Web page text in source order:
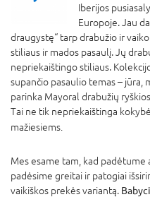
Iberijos
Europoje. Jau
draugystę“ tarp drabužio ir
stiliaus ir mados pasaulį. Jų
nepriekaištingo stiliaus.
supančio pasaulio temas – jūra,
parinka Mayoral drabužių
Tai ne tik nepriekaištinga
mažiesiems
Mes esame tam, kad
padėsime greitai ir patogiai
vaikiškos prekės variantą.